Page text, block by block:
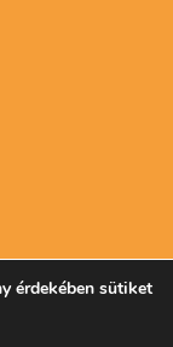
érdekében sütiket